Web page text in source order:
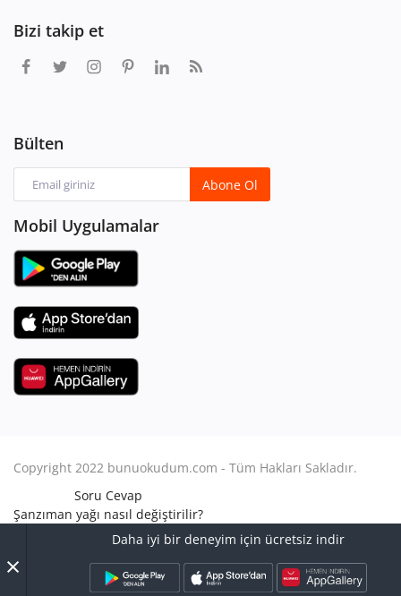
Daha iyi bir deneyim için ücretsiz indir
×
Bizi takip et
Bülten
Abone Ol
Mobil Uygulamalar
Copyright 2022 bunuokudum.com - Tüm Hakları Sakladır.
Soru Cevap
Şanzıman yağı nasıl değiştirilir?
Aile Hukuku
Avukat Nasıl Olunur?
Turbo arızası nasıl anlaşılır?